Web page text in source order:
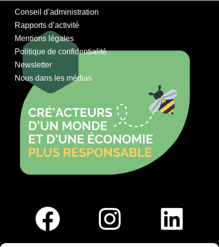
Conseil d’administration
Rapports d’activité
Mentions légales
Politique de confidentialité
Newsletter
Nous dans les médias